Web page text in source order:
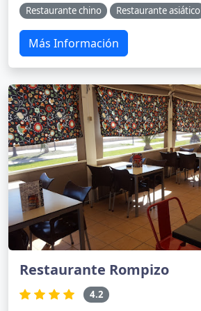
Restaurante chino Restaurante asiático
Más Información
Restaurante Rompizo
4.2